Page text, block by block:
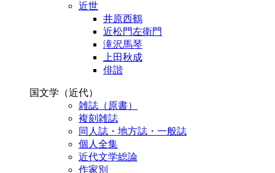
近世
井原西鶴
近松門左衛門
滝沢馬琴
上田秋成
俳諧
国文学（近代）
雑誌（原書）
複刻雑誌
同人誌・地方誌・一般誌
個人全集
近代文学総論
作家別